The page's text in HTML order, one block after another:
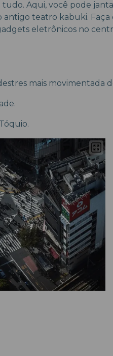
tudo. Aqui, você pode
teatro kabuki. Faça
eletrônicos no
mais movimentada